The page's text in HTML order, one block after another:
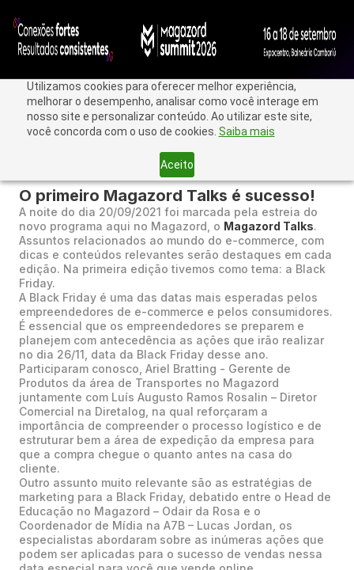
Utilizamos cookies para oferecer melhor experiência,
melhorar o desempenho, analisar como você interage em
nosso site e personalizar conteúdo. Ao utilizar este site,
você concorda com o uso de cookies. Saiba mais
Aceito
O primeiro Magazord Talks é sucesso!
A noite do dia 20/09/2021 foi marcada pela estreia do
novo programa aqui no Magazord, o Magazord Talks.
Assuntos relacionados ao mundo do e-commerce, com
dicas e conteúdos relevantes serão destaques em cada
edição. Na primeira edição tivemos como tema: a Black
Friday.
A Black Friday é uma das datas mais esperadas pelos
empreendedores de e-commerce e pelos consumidores.
É essencial que os empreendedores se preparem e
planejem com antecedência as ações que irão realizar
no dia 26/11, data da Black Friday desse ano.
Participaram conosco, Ariel Bratting - Gerente de
Produtos da área de Transportes no Magazord
juntamente com Luís Augusto Ramos Rosalin – Diretor
Comercial na Diretalog, na qual reforçaram a
importância de compreender o processo logístico e de
estruturar bem a área de expedição da empresa para
que a compra chegue o quanto antes na casa do
cliente.
Outro assunto muito relevante são as estratégias de
marketing para a Black Friday, debatido entre o Head de
Educação no Magazord – Odair da Rosa e o
Coordenador de Mídia na A7B – Lucas Jordan, os
especialistas abordaram sobre as inúmeras ações que
podem ser aplicadas para o sucesso de vendas nessa